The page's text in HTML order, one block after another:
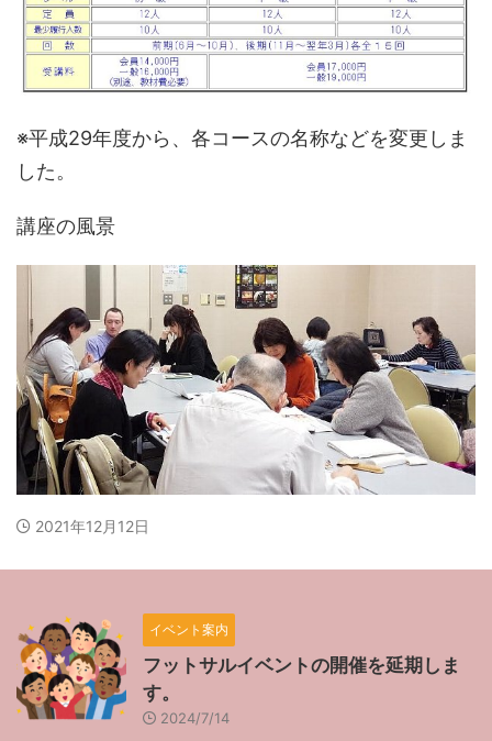
※平成29年度から、各コースの名称などを変更しま
した。
講座の風景
2021年12月12日
イベント案内
フットサルイベントの開催を延期しま
す。
2024/7/14